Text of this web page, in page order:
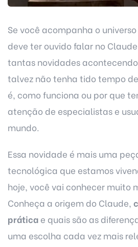
Se você acompanha o
deve ter ouvido falar no
tantas novidades
talvez não tenha tido tempo
é, como funciona ou por que
atenção de especialistas e
mundo.
Essa novidade é mais uma
tecnológica que estamos
hoje, você vai conhecer muito
Conheça a origem do Claude,
prática e quais são as
uma escolha cada vez mais